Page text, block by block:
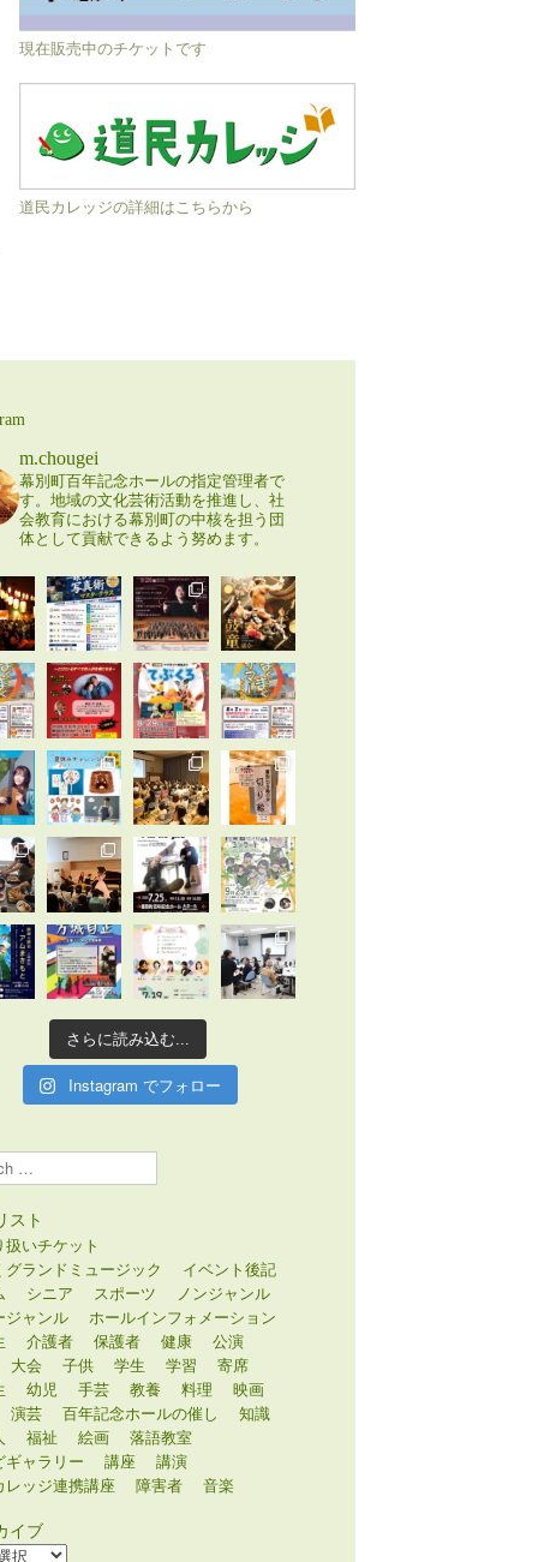
現在販売中のチケットです
道民カレッジの詳細はこちらから
m.chougei
幕別町百年記念ホールの指定管理者で
す。地域の文化芸術活動を推進し、社
会教育における幕別町の中核を担う団
体として貢献できるよう努めます。
さらに読み込む...
Instagram でフォロー
スト
扱いチケット
グランドミュージック
イベント後記
シニア スポーツ
ノンジャンル
ジャンル
ホールインフォメーション
介護者 保護者 健康
公演
大会 子供 学生 学習
寄席
幼児 手芸 教養 料理
映画
演芸 百年記念ホールの催し
知識
福祉 絵画
落語教室
ギャラリー
講座
講演
レッジ連携講座
障害者 音楽
イブ